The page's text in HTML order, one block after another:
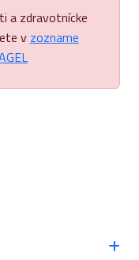
a zdravotnícke
v zozname